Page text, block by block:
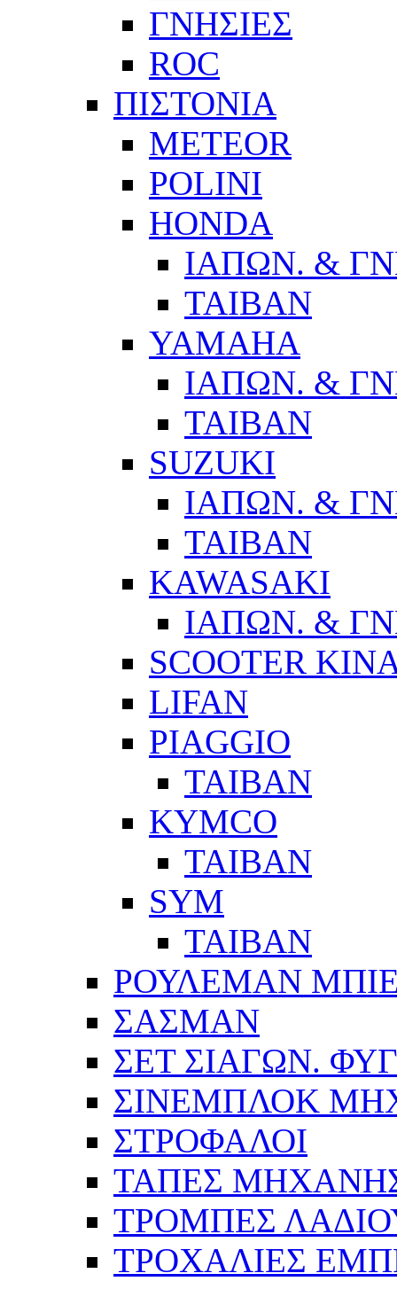
ΓΝΗΣΙΕΣ
ROC
ΠΙΣΤΟΝΙΑ
METEOR
POLINI
HONDA
ΙΑΠΩΝ. &
ΤΑΙΒΑΝ
YAMAHA
ΙΑΠΩΝ. &
ΤΑΙΒΑΝ
SUZUKI
ΙΑΠΩΝ. &
ΤΑΙΒΑΝ
KAWASAKI
ΙΑΠΩΝ. &
SCOOTER
LIFAN
PIAGGIO
ΤΑΙΒΑΝ
KYMCO
ΤΑΙΒΑΝ
SYM
ΤΑΙΒΑΝ
ΡΟΥΛΕΜΑΝ
ΣΑΣΜΑΝ
ΣΕΤ ΣΙΑΓΩΝ.
ΣΙΝΕΜΠΛΟΚ
ΣΤΡΟΦΑΛΟΙ
ΤΑΠΕΣ
ΤΡΟΜΠΕΣ
ΤΡΟΧΑΛΙΕΣ